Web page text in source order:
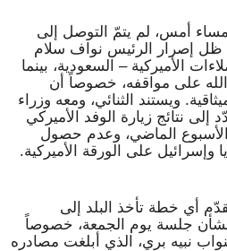
مساء أمس، لم يتمّ التوصل إلى
إصرار الرئيس نواف سلام
الأميركية – السعودية، بينما
على مواقفه، خصوصاً أن
ويستند الثنائي، ومعه وزراء
نتائج زيارة الوفد الأميركي
الماضي، وعدم حصول
على الورقة الأميركية.
أي خطة تأخذ البلد إلى
بشأن جلسة يوم الجمعة، خصوصاً
نبيه بري، الذي أبلغت مصادره